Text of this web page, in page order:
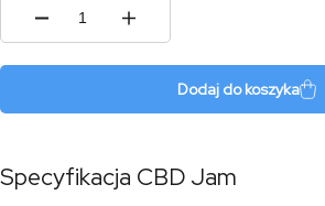
ilość
Dodaj do koszyka
Specyfikacja CBD Jam